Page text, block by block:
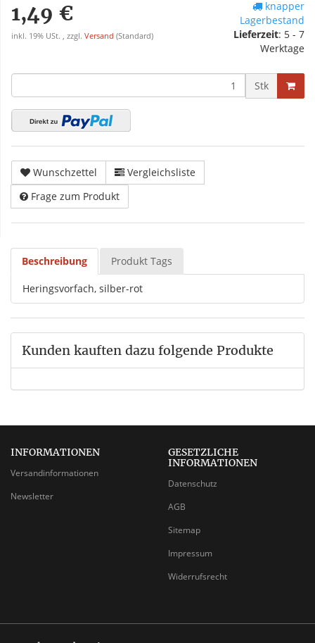
1,49 €
inkl. 19% USt. , zzgl. Versand (Standard)
knapper
Lagerbestand
Lieferzeit: 5 - 7
Werktage
Stk
Wunschzettel
Vergleichsliste
Frage zum Produkt
Beschreibung Produkt Tags
Heringsvorfach, silber-rot
Kunden kauften dazu folgende Produkte
INFORMATIONEN
Versandinformationen
Newsletter
GESETZLICHE
INFORMATIONEN
Datenschutz
AGB
Sitemap
Impressum
Widerrufsrecht